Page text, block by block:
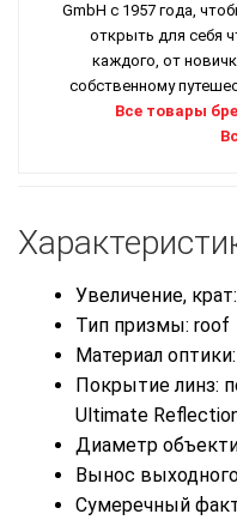
GmbH с 1957 года,
открыть для себя
каждого, от
собственному
Все товары
Увеличение,
Тип призмы: roof
Материал
Покрытие линз:
Ultimate
Диаметр
Вынос
Сумеречный